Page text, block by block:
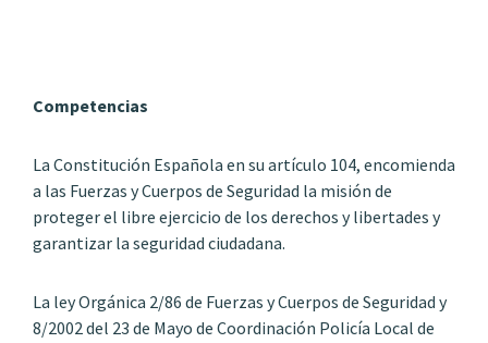
Competencias
La Constitución Española en su artículo 104, encomienda
a las Fuerzas y Cuerpos de Seguridad la misión de
proteger el libre ejercicio de los derechos y libertades y
garantizar la seguridad ciudadana.
La ley Orgánica 2/86 de Fuerzas y Cuerpos de Seguridad y
8/2002 del 23 de Mayo de Coordinación Policía Local de